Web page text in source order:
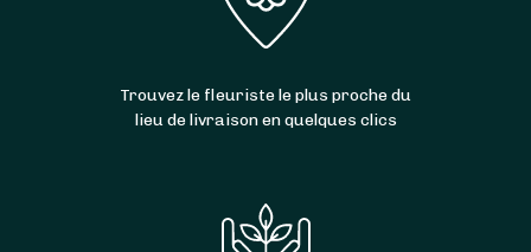
Trouvez le fleuriste le plus proche du
lieu de livraison en quelques clics